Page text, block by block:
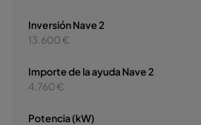
Inversión Nave 2
13.600 €
Importe de la ayuda Nave 2
4.760 €
Potencia (kW)